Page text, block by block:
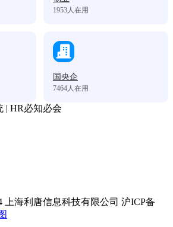
1953人在用
国央企
7464人在用
上海利唐信息科技有限公司 沪ICP备